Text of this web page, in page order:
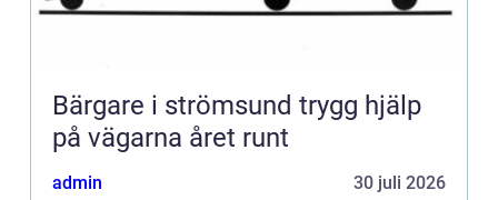
Bärgare i strömsund trygg hjälp
på vägarna året runt
admin 30 juli 2026